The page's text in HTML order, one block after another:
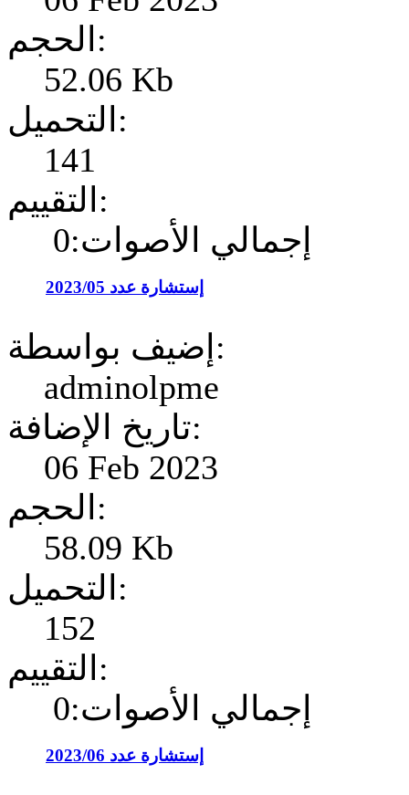
الحجم:
52.06 Kb
التحميل:
141
التقييم:
إجمالي الأصوات:0
إستشارة عدد 2023/05
إضيف بواسطة:
adminolpme
تاريخ الإضافة:
06 Feb 2023
الحجم:
58.09 Kb
التحميل:
152
التقييم:
إجمالي الأصوات:0
إستشارة عدد 2023/06